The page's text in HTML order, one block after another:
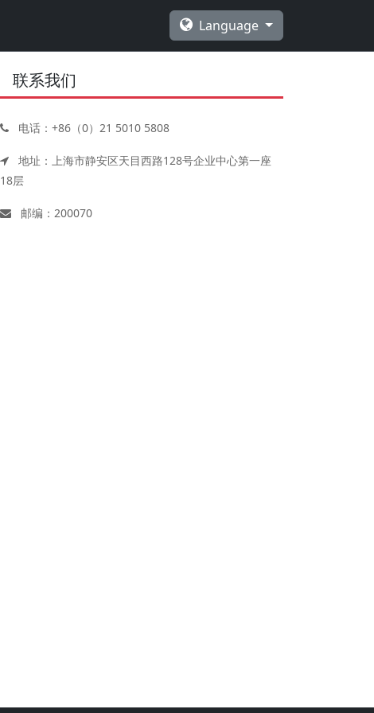
Language
联系我们
电话：+86（0）21 5010 5808
地址：上海市静安区天目西路128号企业中心第一座
18层
邮编：200070